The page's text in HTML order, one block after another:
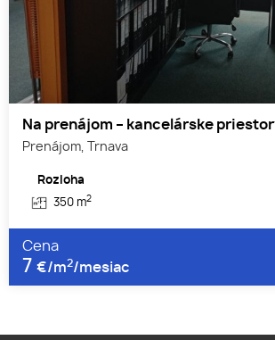
Na prenájom – kancelárske
Prenájom, Trnava
Rozloha
350 m2
Cena
7 €/m2/mesiac